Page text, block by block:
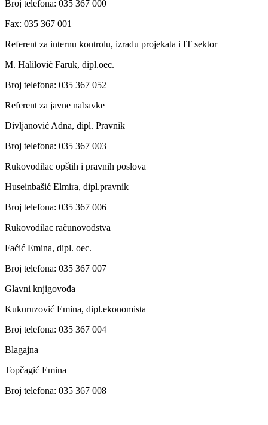
Broj telefona: 035 367 000
Fax: 035 367 001
Referent za internu kontrolu, izradu projekata i IT sektor
M. Halilović Faruk, dipl.oec.
Broj telefona: 035 367 052
Referent za javne nabavke
Divljanović Adna, dipl. Pravnik
Broj telefona: 035 367 003
Rukovodilac opštih i pravnih poslova
Huseinbašić Elmira, dipl.pravnik
Broj telefona: 035 367 006
Rukovodilac računovodstva
Faćić Emina, dipl. oec.
Broj telefona: 035 367 007
Glavni knjigovođa
Kukuruzović Emina, dipl.ekonomista
Broj telefona: 035 367 004
Blagajna
Topčagić Emina
Broj telefona: 035 367 008